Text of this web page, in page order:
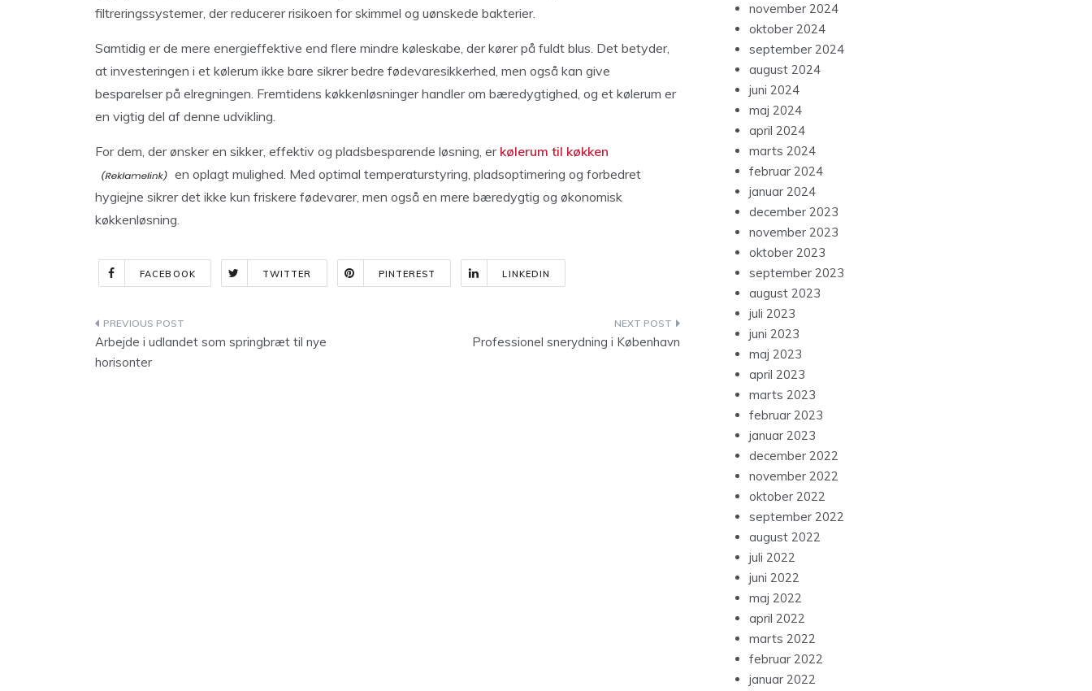
filtreringssystemer, der reducerer risikoen for skimmel og uønskede bakterier.
Samtidig er de mere energieffektive end flere mindre køleskabe, der kører på fuldt blus. Det betyder,
at investeringen i et kølerum ikke bare sikrer bedre fødevaresikkerhed, men også kan give
besparelser på elregningen. Fremtidens køkkenløsninger handler om bæredygtighed, og et kølerum er
en vigtig del af denne udvikling.
For dem, der ønsker en sikker, effektiv og pladsbesparende løsning, er kølerum til køkken
en oplagt mulighed. Med optimal temperaturstyring, pladsoptimering og forbedret
hygiejne sikrer det ikke kun friskere fødevarer, men også en mere bæredygtig og økonomisk
køkkenløsning.
FACEBOOK TWITTER PINTEREST LINKEDIN
Indlægsnavigation
Arbejde i udlandet som springbræt til nye
horisonter
Professionel snerydning i København
november 2024
oktober 2024
september 2024
august 2024
juni 2024
maj 2024
april 2024
marts 2024
februar 2024
januar 2024
december 2023
november 2023
oktober 2023
september 2023
august 2023
juli 2023
juni 2023
maj 2023
april 2023
marts 2023
februar 2023
januar 2023
december 2022
november 2022
oktober 2022
september 2022
august 2022
juli 2022
juni 2022
maj 2022
april 2022
marts 2022
februar 2022
januar 2022